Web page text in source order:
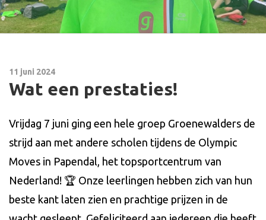
11 juni 2024
Wat een prestaties!
Vrijdag 7 juni ging een hele groep Groenewalders de
strijd aan met andere scholen tijdens de Olympic
Moves in Papendal, het topsportcentrum van
Nederland! 🏆 Onze leerlingen hebben zich van hun
beste kant laten zien en prachtige prijzen in de